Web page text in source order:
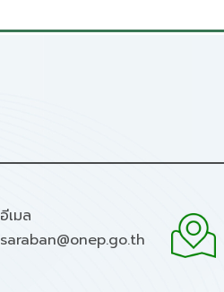
อีเมล
saraban@onep.go.th